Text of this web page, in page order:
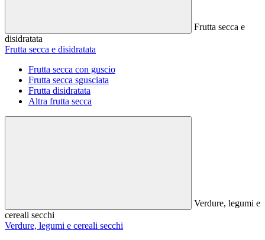
Frutta secca e
disidratata
Frutta secca e disidratata
Frutta secca con guscio
Frutta secca sgusciata
Frutta disidratata
Altra frutta secca
Verdure, legumi e
cereali secchi
Verdure, legumi e cereali secchi